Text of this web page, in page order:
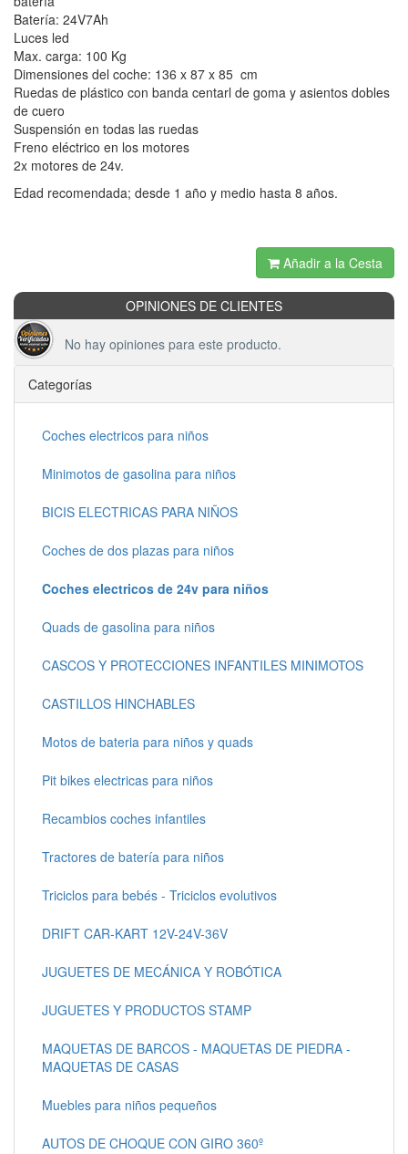
Batería: 24V7Ah
Luces led
Max. carga: 100 Kg
Dimensiones del coche: 136 x 87 x 85 cm
Ruedas de plástico con banda centarl de goma y asientos dobles
de cuero
Suspensión en todas las ruedas
Freno eléctrico en los motores
2x motores de 24v.
Edad recomendada; desde 1 año y medio hasta 8 años.
Añadir a la Cesta
OPINIONES DE CLIENTES
No hay opiniones para este producto.
Categorías
Coches electricos para niños
Minimotos de gasolina para niños
BICIS ELECTRICAS PARA NIÑOS
Coches de dos plazas para niños
Coches electricos de 24v para niños
Quads de gasolina para niños
CASCOS Y PROTECCIONES INFANTILES MINIMOTOS
CASTILLOS HINCHABLES
Motos de bateria para niños y quads
Pit bikes electricas para niños
Recambios coches infantiles
Tractores de batería para niños
Triciclos para bebés - Triciclos evolutivos
DRIFT CAR-KART 12V-24V-36V
JUGUETES DE MECÁNICA Y ROBÓTICA
JUGUETES Y PRODUCTOS STAMP
MAQUETAS DE BARCOS - MAQUETAS DE PIEDRA -
MAQUETAS DE CASAS
Muebles para niños pequeños
AUTOS DE CHOQUE CON GIRO 360º